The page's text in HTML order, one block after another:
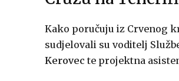
Kako poručuju iz Crvenog
sudjelovali su voditelj
Kerovec te projektna